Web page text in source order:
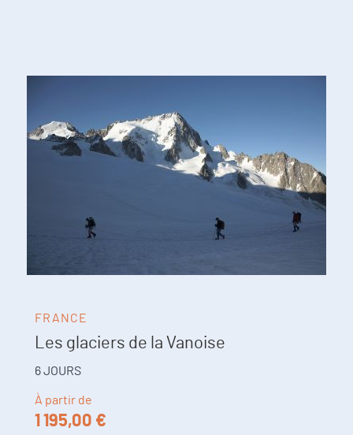
FRANCE
Les glaciers de la Vanoise
6 JOURS
À partir de
1 195,00 €